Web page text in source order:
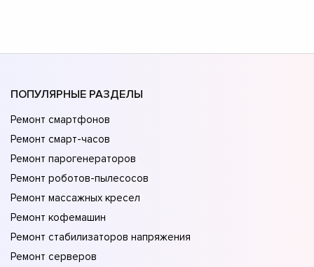
ПОПУЛЯРНЫЕ РАЗДЕЛЫ
Ремонт смартфонов
Ремонт смарт-часов
Ремонт парогенераторов
Ремонт роботов-пылесосов
Ремонт массажных кресел
Ремонт кофемашин
Ремонт стабилизаторов напряжения
Ремонт серверов